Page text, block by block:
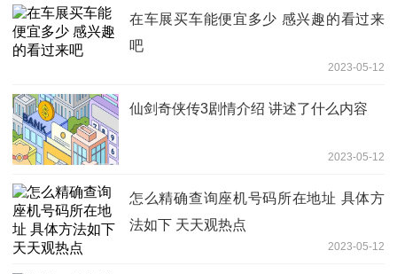
在车展买车能便宜多少 感兴趣的看过来
吧
2023-05-12
仙剑奇侠传3剧情介绍 讲述了什么内容
2023-05-12
怎么精确查询座机号码所在地址 具体方
法如下 天天观热点
2023-05-12